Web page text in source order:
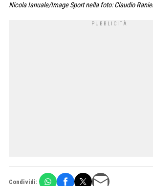
Nicola Ianuale/Image Sport nella foto: Claudio
Condividi: